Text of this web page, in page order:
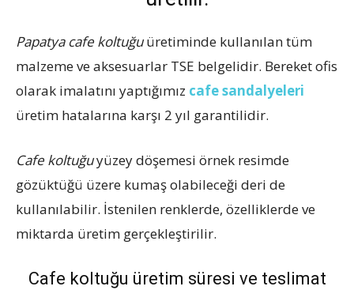
Papatya cafe koltuğuüretiminde kullanılan tüm
malzeme ve aksesuarlar TSE belgelidir. Bereket ofis
olarak imalatını yaptığımız cafe sandalyeleri
üretim hatalarına karşı 2 yıl garantilidir.
Cafe koltuğuyüzey döşemesi örnek resimde
gözüktüğü üzere kumaş olabileceği deri de
kullanılabilir. İstenilen renklerde, özelliklerde ve
miktarda üretim gerçekleştirilir.
Cafe koltuğu üretim süresi ve teslimat